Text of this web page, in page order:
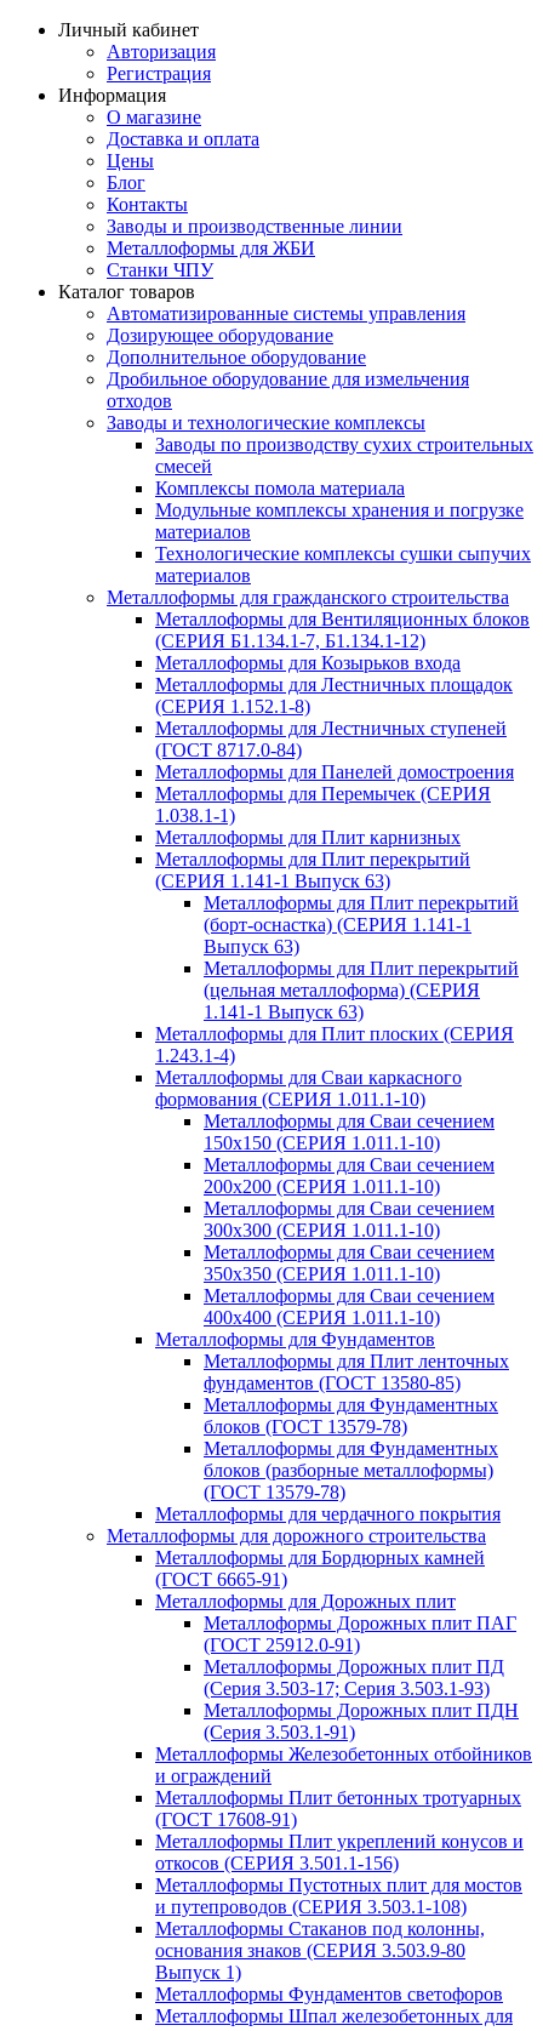
Личный кабинет
Авторизация
Регистрация
Информация
О магазине
Доставка и оплата
Цены
Блог
Контакты
Заводы и производственные линии
Металлоформы для ЖБИ
Станки ЧПУ
Каталог товаров
Автоматизированные системы управления
Дозирующее оборудование
Дополнительное оборудование
Дробильное оборудование для измельчения
отходов
Заводы и технологические комплексы
Заводы по производству сухих строительных
смесей
Комплексы помола материала
Модульные комплексы хранения и погрузке
материалов
Технологические комплексы сушки сыпучих
материалов
Металлоформы для гражданского строительства
Металлоформы для Вентиляционных блоков
(СЕРИЯ Б1.134.1-7, Б1.134.1-12)
Металлоформы для Козырьков входа
Металлоформы для Лестничных площадок
(СЕРИЯ 1.152.1-8)
Металлоформы для Лестничных ступеней
(ГОСТ 8717.0-84)
Металлоформы для Панелей домостроения
Металлоформы для Перемычек (СЕРИЯ
1.038.1-1)
Металлоформы для Плит карнизных
Металлоформы для Плит перекрытий
(СЕРИЯ 1.141-1 Выпуск 63)
Металлоформы для Плит перекрытий
(борт-оснастка) (СЕРИЯ 1.141-1
Выпуск 63)
Металлоформы для Плит перекрытий
(цельная металлоформа) (СЕРИЯ
1.141-1 Выпуск 63)
Металлоформы для Плит плоских (СЕРИЯ
1.243.1-4)
Металлоформы для Сваи каркасного
формования (СЕРИЯ 1.011.1-10)
Металлоформы для Сваи сечением
150х150 (СЕРИЯ 1.011.1-10)
Металлоформы для Сваи сечением
200х200 (СЕРИЯ 1.011.1-10)
Металлоформы для Сваи сечением
300х300 (СЕРИЯ 1.011.1-10)
Металлоформы для Сваи сечением
350х350 (СЕРИЯ 1.011.1-10)
Металлоформы для Сваи сечением
400х400 (СЕРИЯ 1.011.1-10)
Металлоформы для Фундаментов
Металлоформы для Плит ленточных
фундаментов (ГОСТ 13580-85)
Металлоформы для Фундаментных
блоков (ГОСТ 13579-78)
Металлоформы для Фундаментных
блоков (разборные металлоформы)
(ГОСТ 13579-78)
Металлоформы для чердачного покрытия
Металлоформы для дорожного строительства
Металлоформы для Бордюрных камней
(ГОСТ 6665-91)
Металлоформы для Дорожных плит
Металлоформы Дорожных плит ПАГ
(ГОСТ 25912.0-91)
Металлоформы Дорожных плит ПД
(Серия 3.503-17; Серия 3.503.1-93)
Металлоформы Дорожных плит ПДН
(Серия 3.503.1-91)
Металлоформы Железобетонных отбойников
и ограждений
Металлоформы Плит бетонных тротуарных
(ГОСТ 17608-91)
Металлоформы Плит укреплений конусов и
откосов (СЕРИЯ 3.501.1-156)
Металлоформы Пустотных плит для мостов
и путепроводов (СЕРИЯ 3.503.1-108)
Металлоформы Стаканов под колонны,
основания знаков (СЕРИЯ 3.503.9-80
Выпуск 1)
Металлоформы Фундаментов светофоров
Металлоформы Шпал железобетонных для